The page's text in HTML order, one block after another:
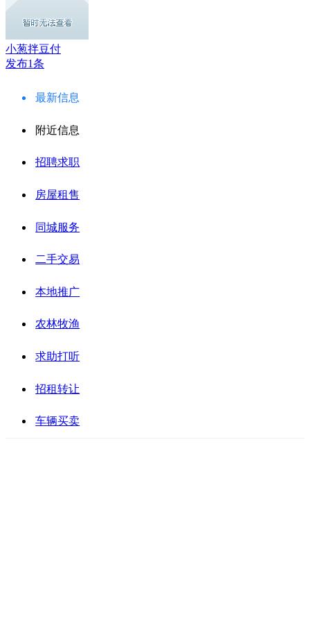
小葱拌豆付
发布1条
最新信息
附近信息
招聘求职
房屋租售
同城服务
二手交易
本地推广
农林牧渔
求助打听
招租转让
车辆买卖